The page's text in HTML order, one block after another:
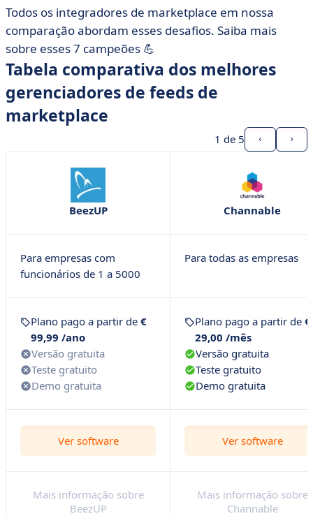
Todos os integradores de marketplace em nossa
comparação abordam esses desafios. Saiba mais
sobre esses 7 campeões 💪
Tabela comparativa dos melhores
gerenciadores de feeds de
marketplace
1 de 5
BeezUP Channable
Para empresas com
funcionários de 1 a 5000
Para todas as empresas
Plano pago a partir de €
99,99 /ano
Versão gratuita
Teste gratuito
Demo gratuita
Plano pago a partir de €
29,00 /mês
Versão gratuita
Teste gratuito
Demo gratuita
Ver software Ver software
Mais informação sobre
BeezUP
Mais informação sobre
Channable